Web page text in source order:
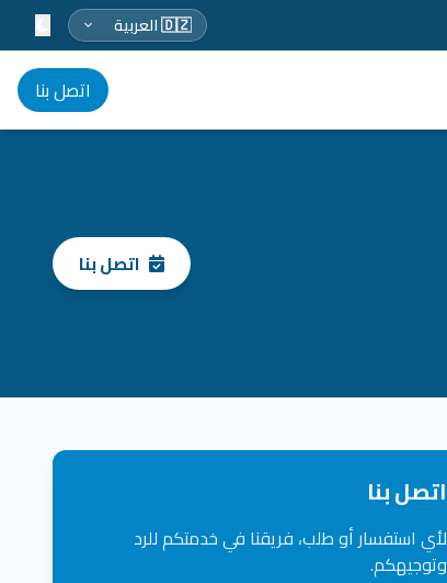
Select language
اتصل بنا
اتصل بنا
اتصل بنا
لأي استفسار أو طلب، فريقنا في خدمتكم للرد
وتوجيهكم.